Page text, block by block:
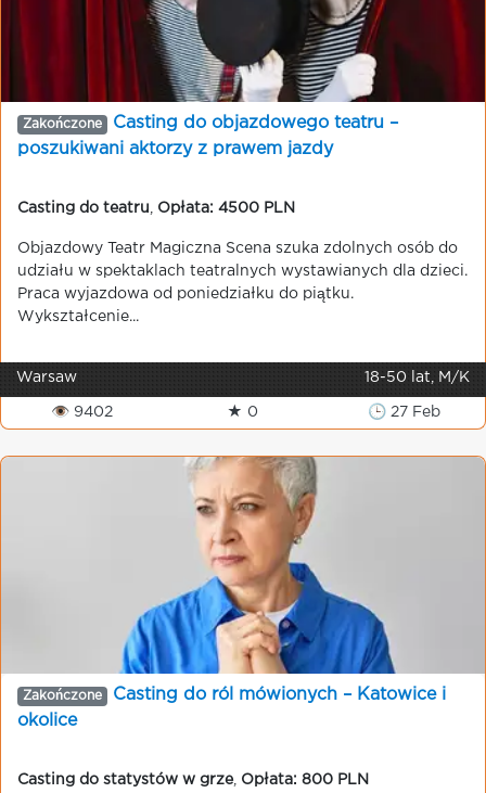
Zakończone
Casting do objazdowego teatru –
poszukiwani aktorzy z prawem jazdy
Casting do teatru Opłata: 4500 PLN
Objazdowy Teatr Magiczna Scena szuka zdolnych osób do
udziału w spektaklach teatralnych wystawianych dla dzieci.
Praca wyjazdowa od poniedziałku do piątku.
Wykształcenie...
Warsaw 18-50 lat, M/K
👁 9402 ★ 0 🕒 27 Feb
Zakończone
Casting do ról mówionych – Katowice i
okolice
Casting do statystów w grze, Opłata: 800 PLN